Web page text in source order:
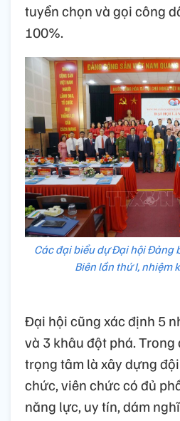
tuyển chọn và gọi công
100%.
Các đại biểu dự Đại hội Đảng
Biên lần thứ I, nhiệm
Đại hội cũng xác định 5
và 3 khâu đột phá.Trong
trọng tâm là xây dựng
chức, viên chức có đủ
năng lực, uy tín, dám